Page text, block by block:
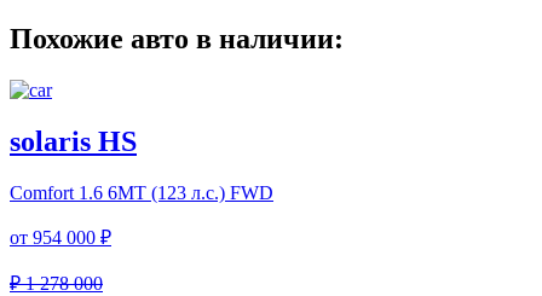
Похожие авто в наличии:
solaris HS
Comfort 1.6 6MT (123 л.с.) FWD
от 954 000 ₽
₽ 1 278 000